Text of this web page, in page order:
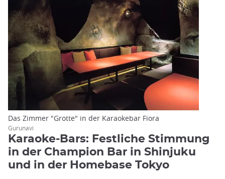
Das Zimmer "Grotte" in der Karaokebar Fiora
Gurunavi
Karaoke-Bars: Festliche Stimmung
in der Champion Bar in Shinjuku
und in der Homebase Tokyo